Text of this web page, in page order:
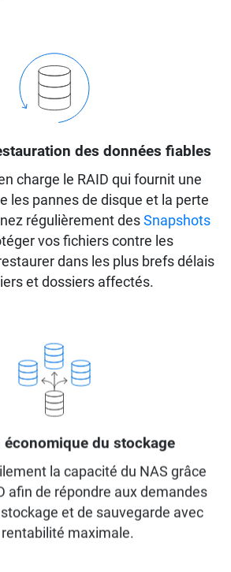
des données fiables
charge le RAID qui fournit une
les pannes de disque et la perte
régulièrement des Snapshots
vos fichiers contre les
dans les plus brefs délais
et dossiers affectés.
économique du stockage
la capacité du NAS grâce
afin de répondre aux demandes
et de sauvegarde avec
maximale.